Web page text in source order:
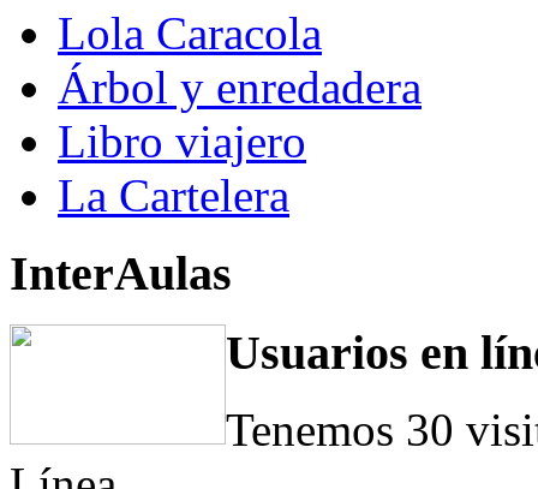
Lola Caracola
Árbol y enredadera
Libro viajero
La Cartelera
InterAulas
Usuarios en
Tenemos 30